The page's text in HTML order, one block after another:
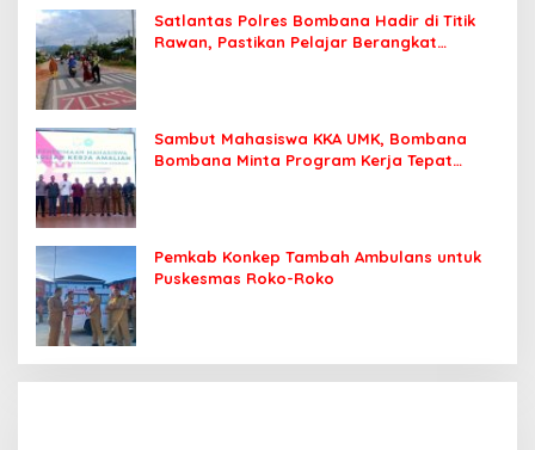
Satlantas Polres Bombana Hadir di Titik
Rawan, Pastikan Pelajar Berangkat
Sambut Mahasiswa KKA UMK, Bombana
Bombana Minta Program Kerja Tepat
Pemkab Konkep Tambah Ambulans untuk
Puskesmas Roko-Roko